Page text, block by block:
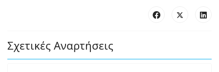
Σχετικές Αναρτήσεις